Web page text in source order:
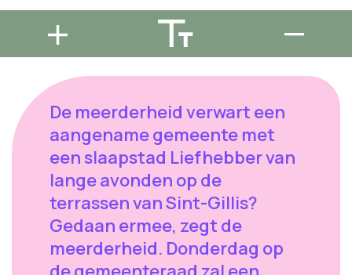
De meerderheid verwart een
aangename gemeente met
een slaapstad Liefhebber van
lange avonden op de
terrassen van Sint-Gillis?
Gedaan ermee, zegt de
meerderheid. Donderdag op